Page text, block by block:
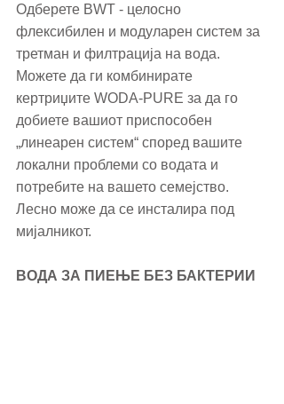
Одберете BWT - целосно
флексибилен и модуларен систем за
третман и филтрација на вода.
Можете да ги комбинирате
кертриџите WODA-PURE за да го
добиете вашиот приспособен
„линеарен систем“ според вашите
локални проблеми со водата и
потребите на вашето семејство.
Лесно може да се инсталира под
мијалникот.
ВОДА ЗА ПИЕЊЕ БЕЗ БАКТЕРИИ